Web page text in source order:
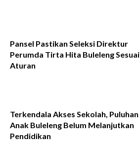
Pansel Pastikan Seleksi Direktur
Perumda Tirta Hita Buleleng Sesuai
Aturan
Terkendala Akses Sekolah, Puluhan
Anak Buleleng Belum Melanjutkan
Pendidikan